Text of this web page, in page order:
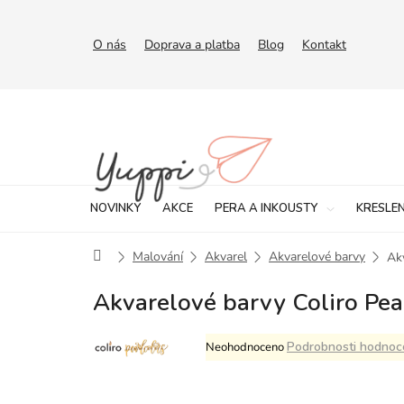
O nás Doprava a platba Blog Kontakt
NOVINKY AKCE PERA A INKOUSTY
DomůMalování Akvarel Akvarelové barvy
Akvarelové barvy Coliro
Průměrné
hodnocení
NeohodnocenoPodrobnosti